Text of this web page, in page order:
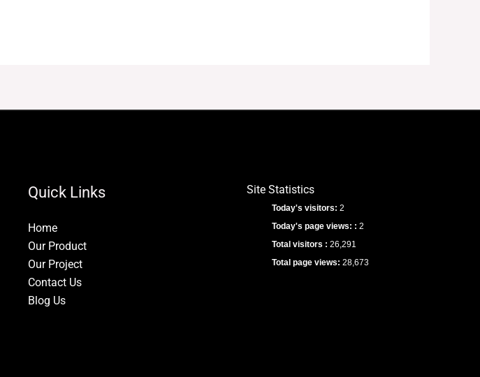
Quick Links
Home
Our Product
Our Project
Contact Us
Blog Us
Site Statistics
Today's visitors: 2
Today's page views: : 2
Total visitors : 26,291
Total page views: 28,673